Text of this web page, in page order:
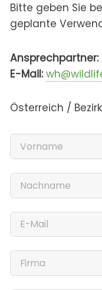
Bitte geben Sie
geplante
Ansprechpartner:
E-Mail:
Österreich /